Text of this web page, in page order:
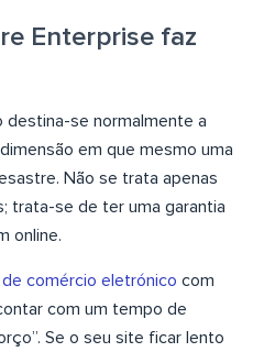
Enterprise faz
se normalmente a
em que mesmo uma
Não se trata apenas
trata-se de ter uma garantia
online.
comércio eletrónico com
com um tempo de
Se o seu site ficar lento